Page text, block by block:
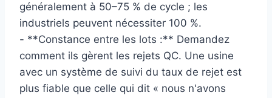
généralement à 50–75 % de cycle ; les
industriels peuvent nécessiter 100 %.
- **Constance entre les lots :** Demandez
comment ils gèrent les rejets QC. Une usine
avec un système de suivi du taux de rejet est
plus fiable que celle qui dit « nous n'avons